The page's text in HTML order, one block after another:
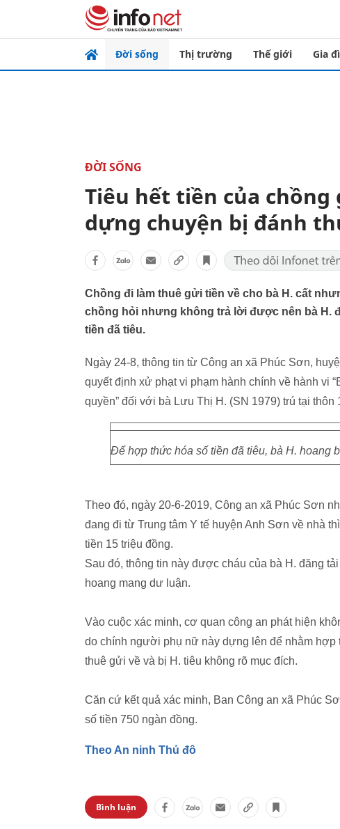
Đời sống Thị trường Thế giới Gia
ĐỜI SỐNG
Tiêu hết tiền của
dựng chuyện bị đánh
Chồng đi làm thuê gửi tiền về cho bà H. cất
chồng hỏi nhưng không trả lời được nên bà H.
tiền đã tiêu.
Ngày 24-8, thông tin từ Công an xã Phúc Sơn,
quyết định xử phạt vi phạm hành chính về hành vi
quyền” đối với bà Lưu Thị H. (SN 1979) trú tại thôn
Để hợp thức hóa số tiền đã tiêu, bà H. hoang
Theo đó, ngày 20-6-2019, Công an xã Phúc Sơn
đang đi từ Trung tâm Y tế huyện Anh Sơn về nhà
tiền 15 triệu đồng.
Sau đó, thông tin này được cháu của bà H. đăng
hoang mang dư luận.
Vào cuộc xác minh, cơ quan công an phát hiện
do chính người phụ nữ này dựng lên để nhằm
thuê gửi về và bị H. tiêu không rõ mục đích.
Căn cứ kết quả xác minh, Ban Công an xã Phúc
số tiền 750 ngàn đồng.
Theo An ninh Thủ đô
Bình luận